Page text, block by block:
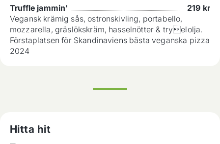
Truffle jammin'
219 kr
Vegansk krämig sås, ostronskivling, portabello,
mozzarella, gräslökskräm, hasselnötter & tryelolja.
Förstaplatsen för Skandinaviens bästa veganska pizza
2024
Hitta hit